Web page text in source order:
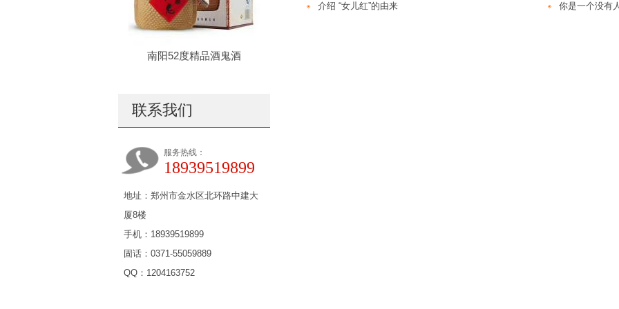
南阳52度精品酒鬼酒
联系我们
服务热线：
18939519899
地址：郑州市金水区北环路中建大
厦8楼
手机：18939519899
固话：0371-55059889
QQ：1204163752
介绍 “女儿红”的由来
你是一个没有